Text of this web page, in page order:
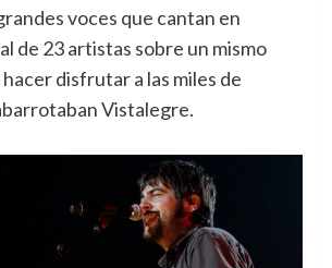
voces que cantan en
de 23 artistas sobre un mismo
disfrutar a las miles de
Vistalegre.